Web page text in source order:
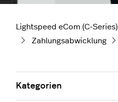
Lightspeed eCom (C-Series)
Zahlungsabwicklung
Kategorien